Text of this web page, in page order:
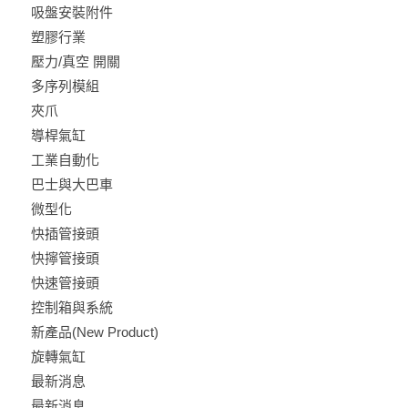
吸盤安裝附件
塑膠行業
壓力/真空 開關
多序列模組
夾爪
導桿氣缸
工業自動化
巴士與大巴車
微型化
快插管接頭
快擰管接頭
快速管接頭
控制箱與系統
新產品(New Product)
旋轉氣缸
最新消息